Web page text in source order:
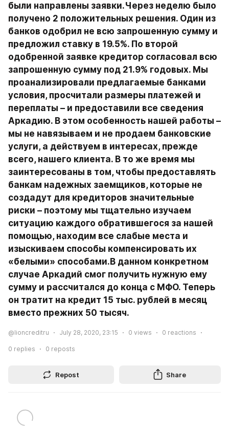
были направлены заявки.Через неделю было
получено 2 положительных решения. Один из
банков одобрил не всю запрошенную сумму и
предложил ставку в 19.5%. По второй
одобренной заявке кредитор согласовал всю
запрошенную сумму под 21.9% годовых. Мы
проанализировали предлагаемые банками
условия, просчитали размеры платежей и
переплаты – и предоставили все сведения
Аркадию. В этом особенность нашей работы –
мы не навязываем и не продаем банковские
услуги, а действуем в интересах, прежде
всего, нашего клиента. В то же время мы
заинтересованы в том, чтобы предоставлять
банкам надежных заемщиков, которые не
создадут для кредиторов значительные
риски – поэтому мы тщательно изучаем
ситуацию каждого обратившегося за нашей
помощью, находим все слабые места и
изыскиваем способы компенсировать их
«белыми» способами.В данном конкретном
случае Аркадий смог получить нужную ему
сумму и рассчитался до конца с МФО. Теперь
он тратит на кредит 15 тыс. рублей в месяц
вместо прежних 50 тысяч.
@lioncreditru July 28, 2020, 23:15 0 views 0 reactions
0 replies 0 reposts
Repost Share